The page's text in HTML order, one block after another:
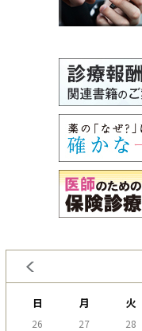
日 月 火
26 27 28